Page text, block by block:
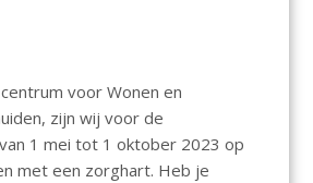
voor Wonen en
zijn wij voor de
1 mei tot 1 oktober 2023 op
met een zorghart. Heb je